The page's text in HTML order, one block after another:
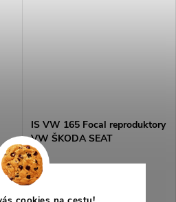
IS VW 165 Focal reproduktory
VW ŠKODA SEAT
€157,02 bez DPH
€190
Skladom2 pár